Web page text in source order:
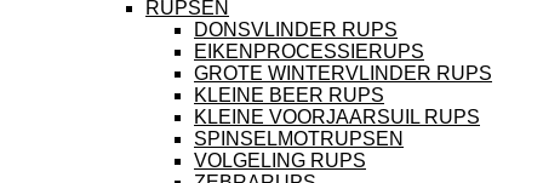
RUPSEN
DONSVLINDER RUPS
EIKENPROCESSIERUPS
GROTE WINTERVLINDER RUPS
KLEINE BEER RUPS
KLEINE VOORJAARSUIL RUPS
SPINSELMOTRUPSEN
VOLGELING RUPS